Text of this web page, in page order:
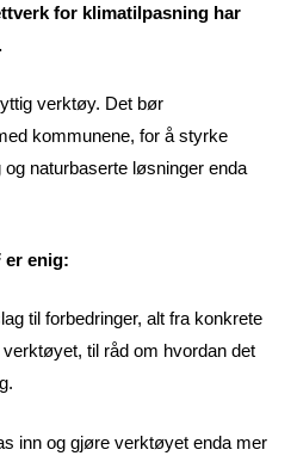
for klimatilpasning har
verktøy. Det bør
kommunene, for å styrke
naturbaserte løsninger enda
er enig:
til forbedringer, alt fra konkrete
til råd om hvordan det
inn og gjøre verktøyet enda mer